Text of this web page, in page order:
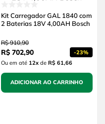
Kit Carregador GAL 1840 com
2 Baterias 18V 4,00AH Bosch
R$ 910,90
R$ 702,90 -23%
Ou em até 12xde R$ 61,66
ADICIONAR AO CARRINHO